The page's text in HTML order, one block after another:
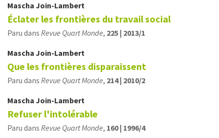
Mascha Join-Lambert
Éclater les frontières du travail social
Paru dans Revue Quart Monde, 225 | 2013/1
Mascha Join-Lambert
Que les frontières disparaissent
Paru dans Revue Quart Monde, 214 | 2010/2
Mascha Join-Lambert
Refuser l'intolérable
Paru dans Revue Quart Monde, 160 | 1996/4